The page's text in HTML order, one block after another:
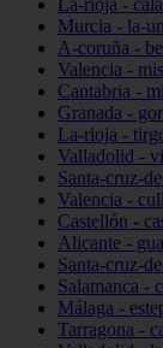
La-rioja -
Murcia - la-
A-coruña -
Valencia -
Cantabria -
Granada - gor
La-rioja -
Valladolid -
Santa-cruz-
Valencia -
Castellón -
Alicante -
Santa-cruz-
Salamanca -
Málaga -
Tarragona -